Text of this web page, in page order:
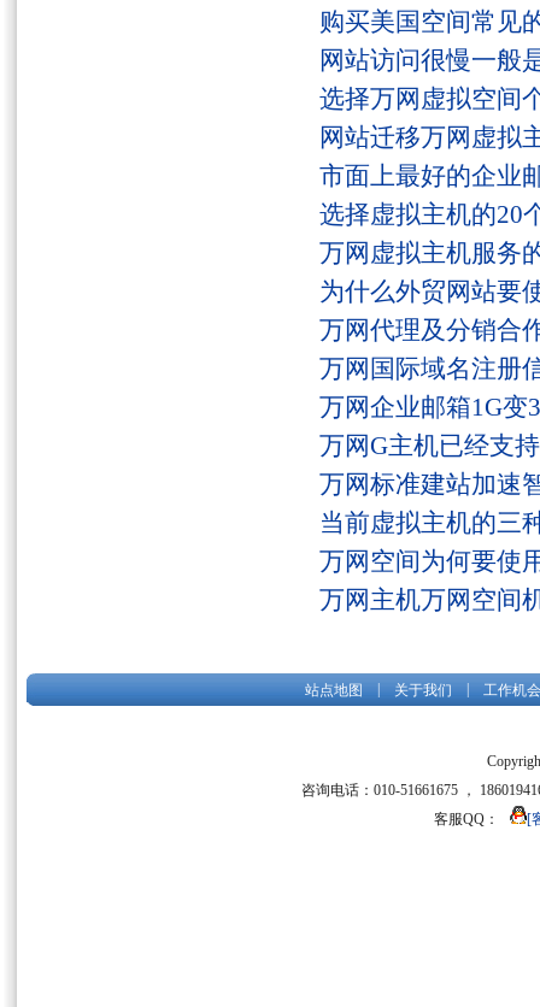
购买美国空间常见
网站访问很慢一般
选择万网虚拟空间
网站迁移万网虚拟
市面上最好的企业
选择虚拟主机的20
万网虚拟主机服务
为什么外贸网站要
万网代理及分销合
万网国际域名注册
万网企业邮箱1G变
万网G主机已经支
万网标准建站加速
当前虚拟主机的三
万网空间为何要使
万网主机万网空间
站点地图 关于我们 工作机会
咨询电话：010-51661675 ，
客服QQ：
[